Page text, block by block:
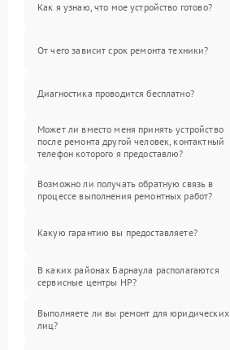
Как я узнаю, что мое устройство готово?
От чего зависит срок ремонта техники?
Диагностика проводится бесплатно?
Может ли вместо меня принять устройство
после ремонта другой человек, контактный
телефон которого я предоставлю?
Возможно ли получать обратную связь в
процессе выполнения ремонтных работ?
Какую гарантию вы предоставляете?
В каких районах Барнаула располагаются
сервисные центры HP?
Выполняете ли вы ремонт для юридических
лиц?